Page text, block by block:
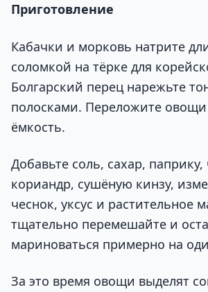
Приготовление
Кабачки и морковь натрите
соломкой на тёрке для
Болгарский перец нарежьте
полосками. Переложите
ёмкость.
Добавьте соль, сахар,
кориандр, сушёную кинзу,
чеснок, уксус и растительное
тщательно перемешайте и
мариноваться примерно на
За это время овощи выделят